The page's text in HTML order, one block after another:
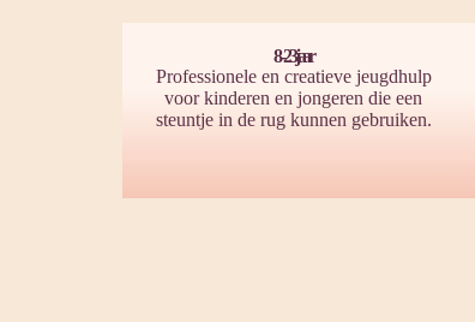
8 - 23 jaar
Professionele en creatieve jeugdhulp
voor kinderen en jongeren die een
steuntje in de rug kunnen gebruiken.